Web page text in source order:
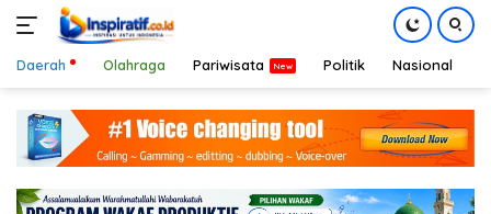
konten
Daerah Olahraga Pariwisata Politik Nasional